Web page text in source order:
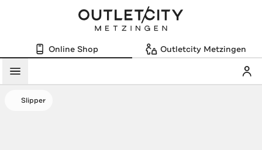
Online Shop Outletcity Metzingen
Menü
Slipper